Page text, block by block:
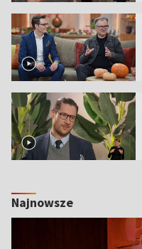
Najnowsze